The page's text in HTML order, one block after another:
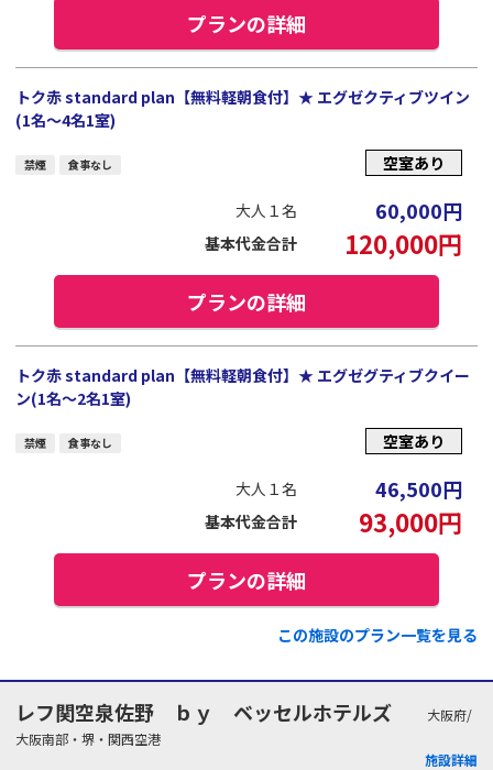
プランの詳細
トク赤 standard plan【無料軽朝食付】★ エグゼクティブツイン
(1名～4名1室)
禁煙 食事なし 空室あり
大人１名 60,000円
基本代金合計 120,000円
プランの詳細
トク赤 standard plan【無料軽朝食付】★ エグゼグティブクイー
ン(1名～2名1室)
禁煙 食事なし 空室あり
大人１名 46,500円
基本代金合計 93,000円
プランの詳細
この施設のプラン一覧を見る
レフ関空泉佐野 ｂｙ ベッセルホテルズ
大阪府/
大阪南部・堺・関西空港
施設詳細